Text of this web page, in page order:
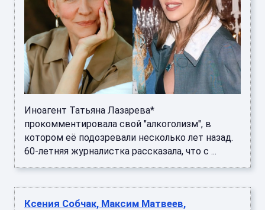
Иноагент Татьяна Лазарева*
прокомментировала свой "алкоголизм", в
котором её подозревали несколько лет назад.
60-летняя журналистка рассказала, что с ...
Ксения Собчак, Максим Матвеев,